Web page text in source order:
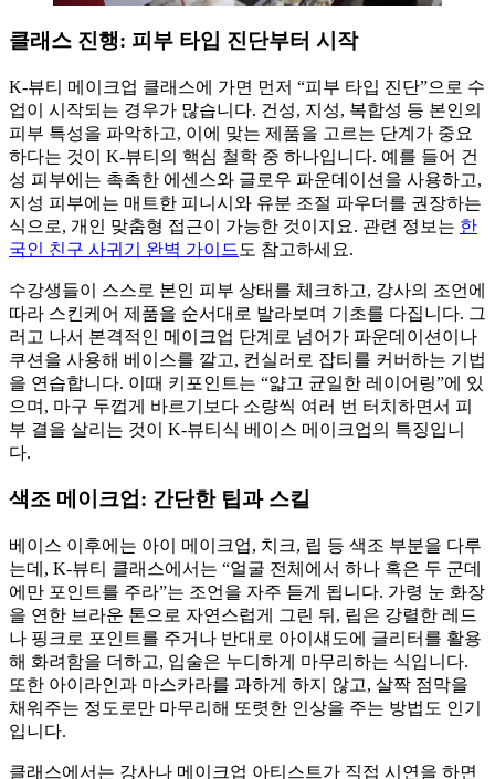
클래스 진행: 피부 타입 진단부터 시작
K-뷰티 메이크업 클래스에 가면 먼저 “피부 타입 진단”으로 수
업이 시작되는 경우가 많습니다. 건성, 지성, 복합성 등 본인의
피부 특성을 파악하고, 이에 맞는 제품을 고르는 단계가 중요
하다는 것이 K-뷰티의 핵심 철학 중 하나입니다. 예를 들어 건
성 피부에는 촉촉한 에센스와 글로우 파운데이션을 사용하고,
지성 피부에는 매트한 피니시와 유분 조절 파우더를 권장하는
식으로, 개인 맞춤형 접근이 가능한 것이지요. 관련 정보는 한
국인 친구 사귀기 완벽 가이드 도 참고하세요.
수강생들이 스스로 본인 피부 상태를 체크하고, 강사의 조언에
따라 스킨케어 제품을 순서대로 발라보며 기초를 다집니다. 그
러고 나서 본격적인 메이크업 단계로 넘어가 파운데이션이나
쿠션을 사용해 베이스를 깔고, 컨실러로 잡티를 커버하는 기법
을 연습합니다. 이때 키포인트는 “얇고 균일한 레이어링”에 있
으며, 마구 두껍게 바르기보다 소량씩 여러 번 터치하면서 피
부 결을 살리는 것이 K-뷰티식 베이스 메이크업의 특징입니
다.
색조 메이크업: 간단한 팁과 스킬
베이스 이후에는 아이 메이크업, 치크, 립 등 색조 부분을 다루
는데, K-뷰티 클래스에서는 “얼굴 전체에서 하나 혹은 두 군데
에만 포인트를 주라”는 조언을 자주 듣게 됩니다. 가령 눈 화장
을 연한 브라운 톤으로 자연스럽게 그린 뒤, 립은 강렬한 레드
나 핑크로 포인트를 주거나 반대로 아이섀도에 글리터를 활용
해 화려함을 더하고, 입술은 누디하게 마무리하는 식입니다.
또한 아이라인과 마스카라를 과하게 하지 않고, 살짝 점막을
채워주는 정도로만 마무리해 또렷한 인상을 주는 방법도 인기
입니다.
클래스에서는 강사나 메이크업 아티스트가 직접 시연을 하면